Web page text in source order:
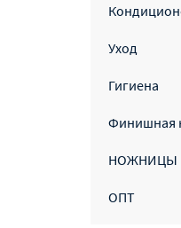
Уход
Гигиена
Финишная
НОЖНИЦЫ
ОПТ